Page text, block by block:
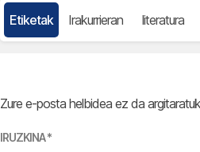
Etiketak Irakurrieran literatura
Zure e-posta helbidea ez da
IRUZKINA*